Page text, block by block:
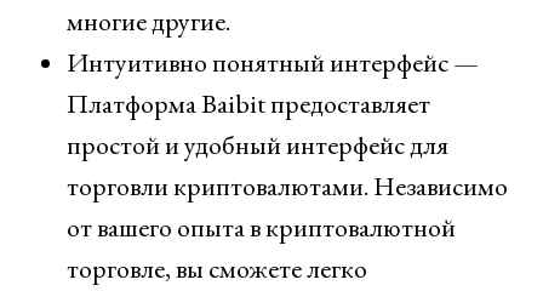
многие другие.
Интуитивно понятный интерфейс —
Платформа Baibit предоставляет
простой и удобный интерфейс для
торговли криптовалютами. Независимо
от вашего опыта в криптовалютной
торговле, вы сможете легко